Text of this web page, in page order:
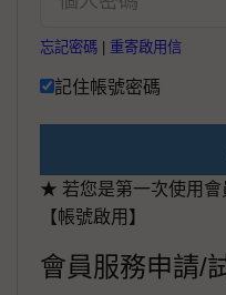
忘記密碼 重寄啟用信
記住帳號密碼
★ 若您是第一次使用會
【帳號啟用】
會員服務申請/